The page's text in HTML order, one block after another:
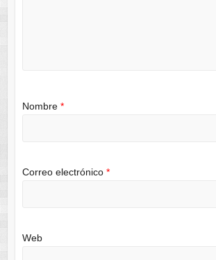
Nombre *
Correo electrónico *
Web